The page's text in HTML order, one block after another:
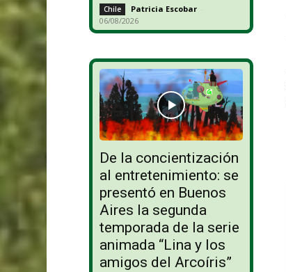
Chile Patricia Escobar -
06/08/2026
De la concientización
al entretenimiento: se
presentó en Buenos
Aires la segunda
temporada de la serie
animada “Lina y los
amigos del Arcoíris”